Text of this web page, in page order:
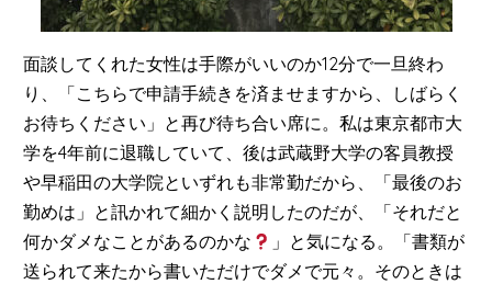
面談してくれた女性は手際がいいのか12分で一旦終わ
り、「こちらで申請手続きを済ませますから、しばらく
お待ちください」と再び待ち合い席に。私は東京都市大
学を4年前に退職していて、後は武蔵野大学の客員教授
や早稲田の大学院といずれも非常勤だから、「最後のお
勤めは」と訊かれて細かく説明したのだが、「それだと
何かダメなことがあるのかな
」と気になる。「書類が
送られて来たから書いただけでダメで元々。そのときは